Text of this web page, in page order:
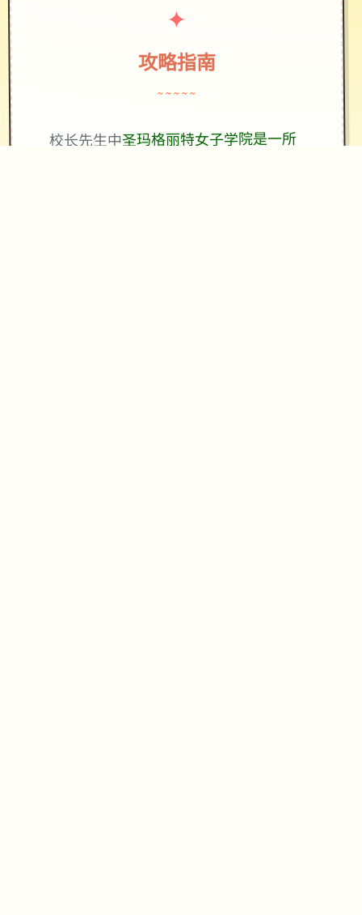
✦
攻略指南
~~~~~
校长先生中圣玛格丽特女子学院是一所